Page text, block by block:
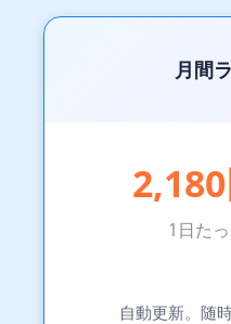
月間
1日た
自動更新。随